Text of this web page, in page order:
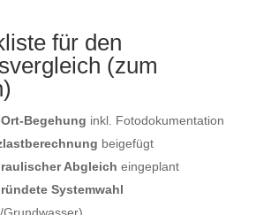
für den
(zum
inkl. Fotodokumentation
beigefügt
Abgleich eingeplant
Systemwahl